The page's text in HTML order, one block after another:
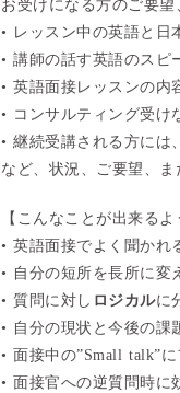
お受けになる方のご要望
• レッスン中の英語と日
• 講師の話す英語のスピ
• 英語面接レッスンの内
• コンサルティング受け
• 継続受講される方には
など、状況、ご要望、ま
【こんなことが出来るよ
• 英語面接でよく聞かれ
• 自分の短所を長所に変
• 質問に対し ロジカルに
• 自分の現状と今後の課
• 面接中の”Small talk”
• 面接官への逆質問時に